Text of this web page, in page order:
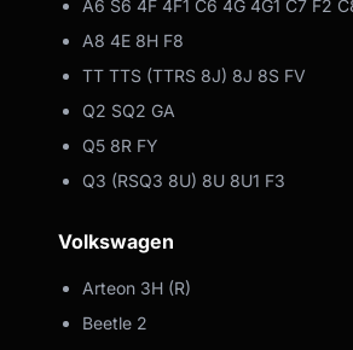
A6 S6 4F 4F1 C6 4G 4G1 C7 F2
A8 4E 8H F8
TT TTS (TTRS 8J) 8J 8S FV
Q2 SQ2 GA
Q5 8R FY
Q3 (RSQ3 8U) 8U 8U1 F3
Volkswagen
Arteon 3H (R)
Beetle 2